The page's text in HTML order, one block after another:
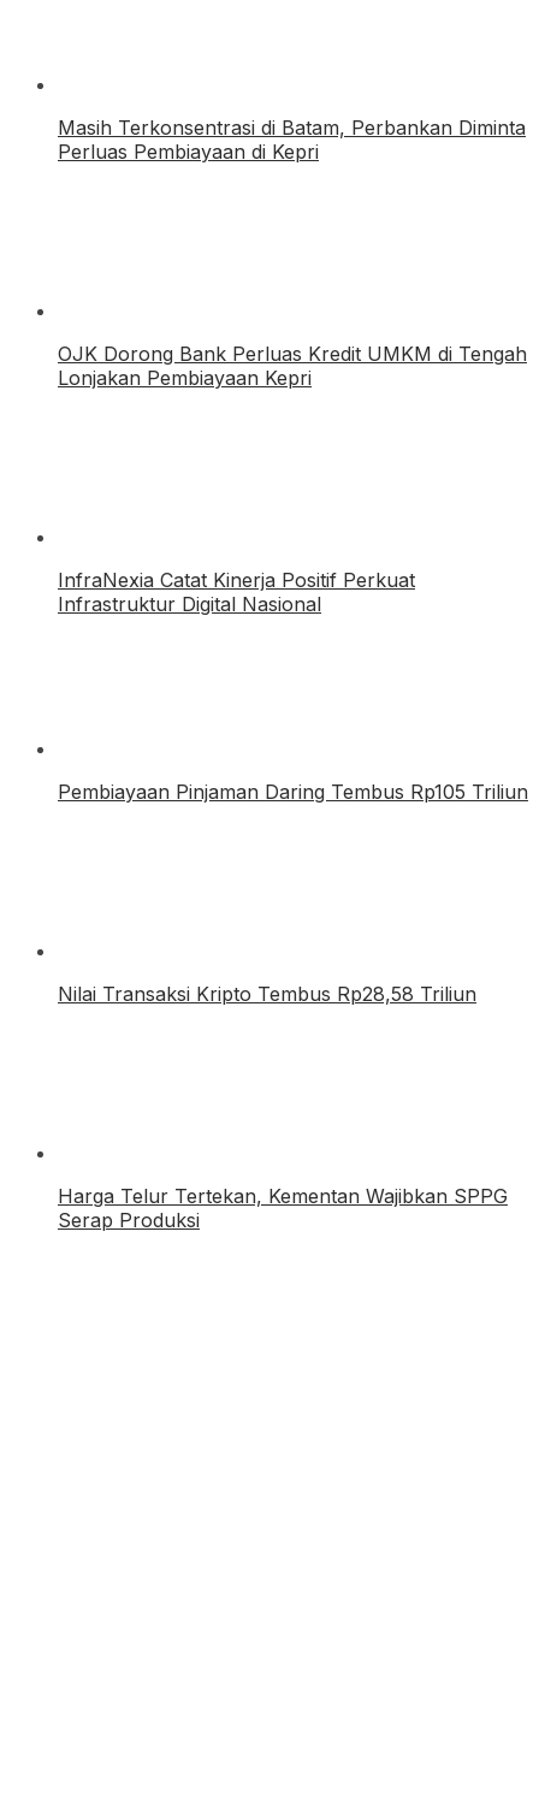
Masih Terkonsentrasi di Batam, Perbankan Diminta
Perluas Pembiayaan di Kepri
OJK Dorong Bank Perluas Kredit UMKM di Tengah
Lonjakan Pembiayaan Kepri
InfraNexia Catat Kinerja Positif Perkuat
Infrastruktur Digital Nasional
Pembiayaan Pinjaman Daring Tembus Rp105 Triliun
Nilai Transaksi Kripto Tembus Rp28,58 Triliun
Harga Telur Tertekan, Kementan Wajibkan SPPG
Serap Produksi